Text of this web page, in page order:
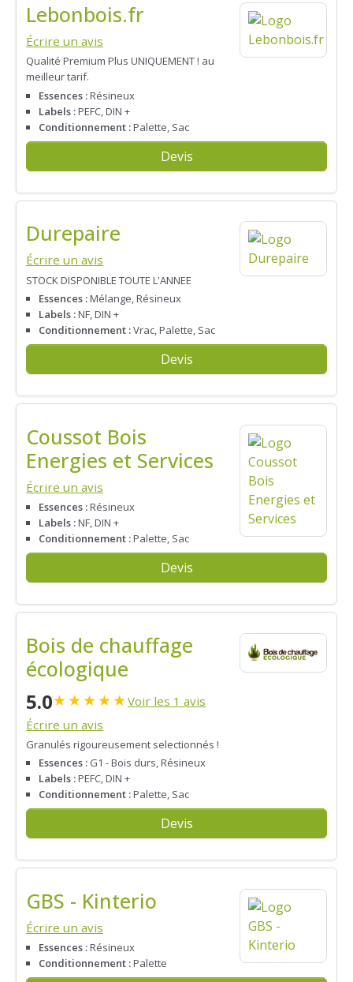
Lebonbois.fr
Écrire un avis
Qualité Premium Plus UNIQUEMENT ! au
meilleur tarif.
Essences :Résineux
Labels :PEFC, DIN +
Conditionnement :Palette, Sac
Devis
Durepaire
Écrire un avis
STOCK DISPONIBLE TOUTE L'ANNEE
Essences :Mélange, Résineux
Labels :NF, DIN +
Conditionnement :Vrac, Palette, Sac
Devis
Coussot Bois
Energies et Services
Écrire un avis
Essences :Résineux
Labels :NF, DIN +
Conditionnement :Palette, Sac
Devis
Bois de chauffage
écologique
5.0★★★★★Voir les 1 avis
Écrire un avis
Granulés rigoureusement selectionnés !
Essences : G1 - Bois durs, Résineux
Labels :PEFC, DIN +
Conditionnement :Palette, Sac
Devis
GBS - Kinterio
Écrire un avis
Essences :Résineux
Conditionnement :Palette